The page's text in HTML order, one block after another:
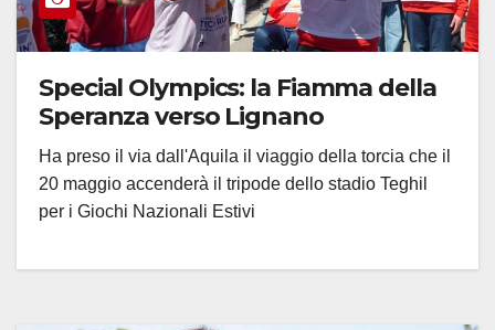
Special Olympics: la Fiamma della
Speranza verso Lignano
Ha preso il via dall'Aquila il viaggio della torcia che il
20 maggio accenderà il tripode dello stadio Teghil
per i Giochi Nazionali Estivi